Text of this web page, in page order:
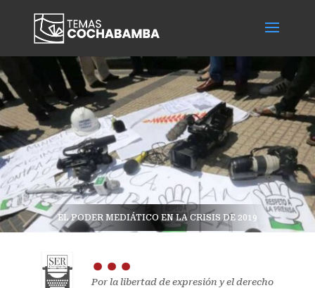
EL PODER MEDIÁTICO EN LA CRISIS DE 2019
...
Por la libertad de expresión y el derecho